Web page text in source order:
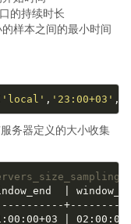
的持续时长
样本之间的最小时间
'local' , '23:00+03'
务器定义的大小收集